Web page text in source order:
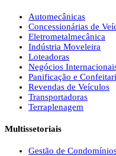
Automecânicas
Concessionárias de
Eletrometalmecânica
Indústria Moveleira
Loteadoras
Negócios
Panificação e
Revendas de Veículos
Transportadoras
Terraplenagem
Multissetoriais
Gestão de